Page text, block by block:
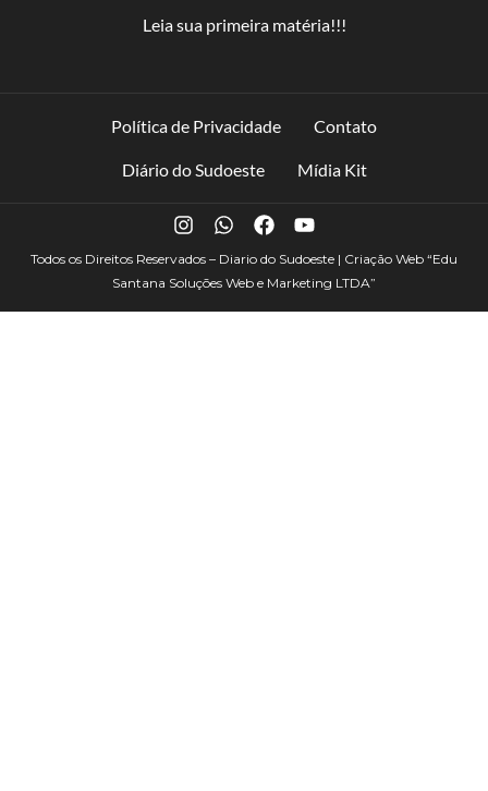
Leia sua primeira matéria!!!
Política de Privacidade Contato
Diário do Sudoeste Mídia Kit
Todos os Direitos Reservados – Diario do Sudoeste | Criação Web “Edu
Santana Soluções Web e Marketing LTDA”